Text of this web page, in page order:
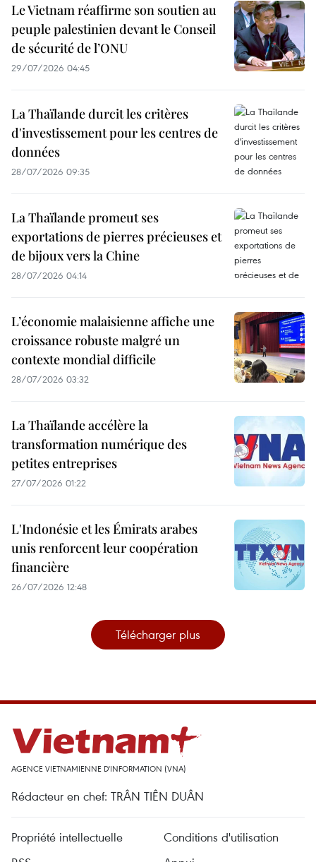
Le Vietnam réaffirme son soutien au
peuple palestinien devant le Conseil
de sécurité de l’ONU
29/07/2026 04:45
La Thaïlande durcit les critères
d'investissement pour les centres de
données
28/07/2026 09:35
La Thaïlande promeut ses
exportations de pierres précieuses et
de bijoux vers la Chine
28/07/2026 04:14
L’économie malaisienne affiche une
croissance robuste malgré un
contexte mondial difficile
28/07/2026 03:32
La Thaïlande accélère la
transformation numérique des
petites entreprises
27/07/2026 01:22
L'Indonésie et les Émirats arabes
unis renforcent leur coopération
financière
26/07/2026 12:48
Télécharger plus
AGENCE VIETNAMIENNE D'INFORMATION (VNA)
Rédacteur en chef: TRÂN TIÊN DUÂN
Propriété intellectuelle
Conditions d'utilisation